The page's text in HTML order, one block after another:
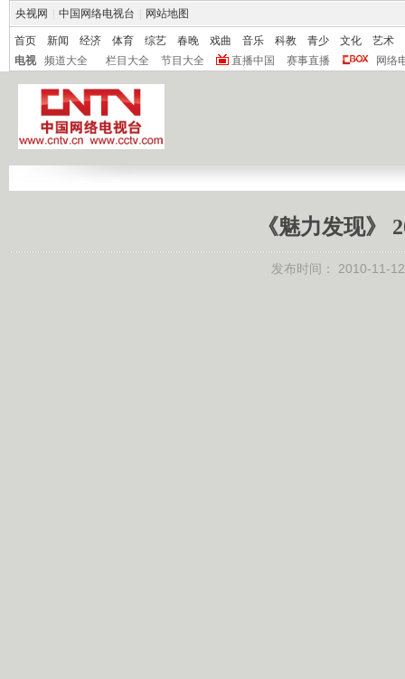
央视网 中国网络电视台 网站地图
首页 新闻 经济 体育 综艺 春晚 戏曲 音乐 科教 青少 文化
艺术
电视
频道大全 栏目大全 节目大全 直播中国 赛事直播 网络
《魅力发现》
发布时间： 2010-11-